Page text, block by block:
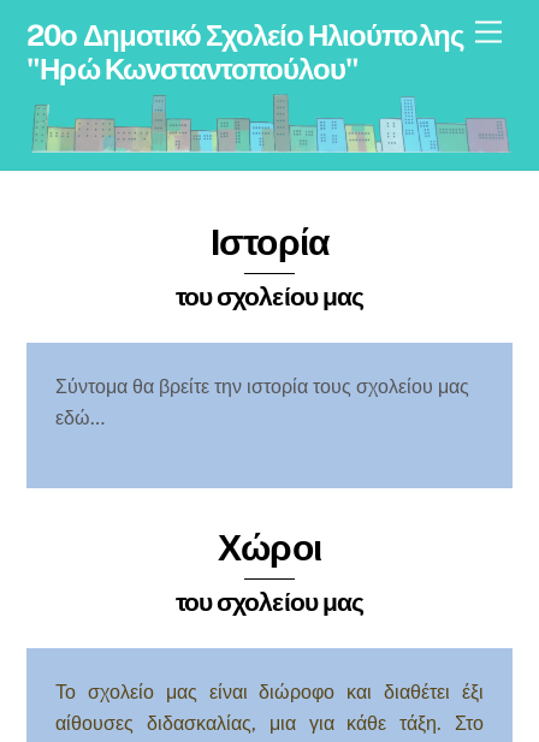
content
20ο Δημοτικό Σχολείο Ηλιούπολης
"Ηρώ Κωνσταντοπούλου"
Ιστορία
του σχολείου μας
Σύντομα θα βρείτε την ιστορία τους σχολείου μας
εδώ…
Χώροι
του σχολείου μας
Το σχολείο μας είναι διώροφο και διαθέτει έξι
αίθουσες διδασκαλίας, μια για κάθε τάξη. Στο